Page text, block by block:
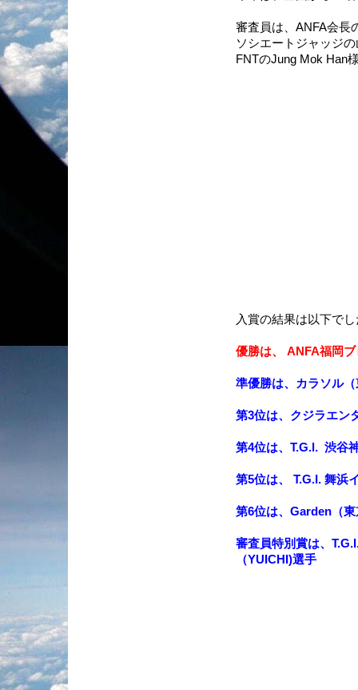
審査員は、ANFA会長
ソシエートジャッジ
FNTのJung Mok Han
入賞の結果は以下で
優勝は、 ANFA福岡
準優勝は、カラソル
第3位は、クジラエン
第4位は、T.G.l. 渋谷
第5位は、 T.G.I. 舞
第6位は、Garden（
審査員特別賞は、
（YUICHI)選手